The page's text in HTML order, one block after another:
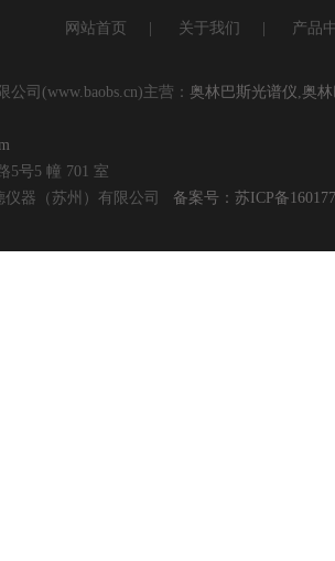
网站首页 关于我们 产品
司(www.baobs.cn)主营： 奥林巴斯光谱仪,奥
5号5 幢 701 室
仪器（苏州）有限公司 备案号：苏ICP备